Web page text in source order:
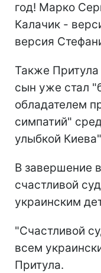
год! Марко
Калачик -
версия
Также
сын уже стал
обладателем
симпатий"
улыбкой
В завершение
счастливой
украинским
"Счастливой
всем
Притула.